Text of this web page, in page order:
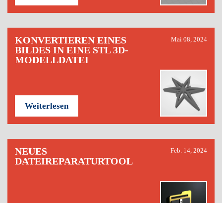
KONVERTIEREN EINES
BILDES IN EINE STL 3D-
MODELLDATEI
Mai 08, 2024
Weiterlesen
NEUES
DATEIREPARATURTOOL
Feb. 14, 2024